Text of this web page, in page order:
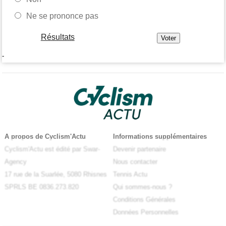
Ne se prononce pas
Résultats
-
A propos de Cyclism'Actu
Cyclism'Actu est édité par Swar-
Agency
17 rue de la Suarlée, 5080 Rhisnes
SPRLS BE 0836.273.820
Informations supplémentaires
Devenir partenaire
Nous contacter
Tennis Actu
Qui sommes-nous ?
Conditions Générales
Données Personnelles